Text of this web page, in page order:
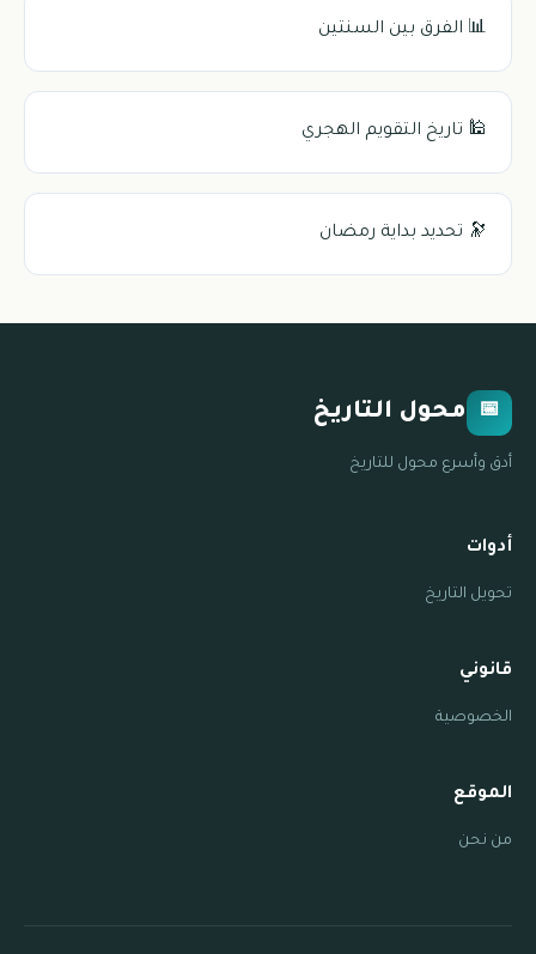
📊 الفرق بين السنتين
🕌 تاريخ التقويم الهجري
🔭 تحديد بداية رمضان
📅 محول التاريخ
أدق وأسرع محول للتاريخ
أدوات
تحويل التاريخ
قانوني
الخصوصية
الموقع
من نحن